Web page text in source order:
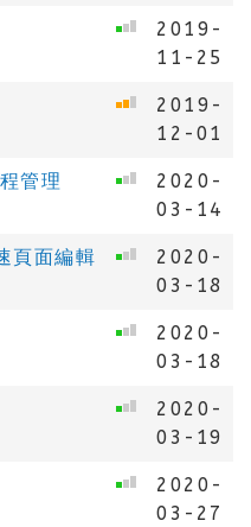
2019-
11-25
2019-
12-01
管理
2020-
03-14
面編輯
2020-
03-18
2020-
03-18
2020-
03-19
2020-
03-27